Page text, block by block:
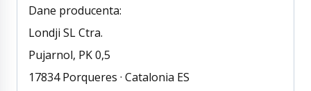
Dane producenta:
Londji SL Ctra.
Pujarnol, PK 0,5
17834 Porqueres · Catalonia ES